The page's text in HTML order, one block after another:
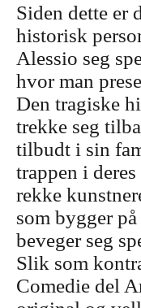
Siden dette er
historisk
Alessio seg
hvor man
Den tragiske
trekke seg
tilbudt i sin
trappen i
rekke
som bygger
beveger seg
Slik som
Comedie del